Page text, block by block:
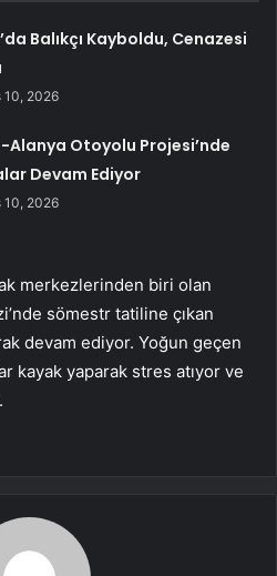
Balıkçı Kayboldu, Cenazesi
10, 2026
Otoyolu Projesi’nde
Devam Ediyor
10, 2026
merkezlerinden biri olan
sömestr tatiline çıkan
devam ediyor. Yoğun geçen
kayak yaparak stres atıyor ve